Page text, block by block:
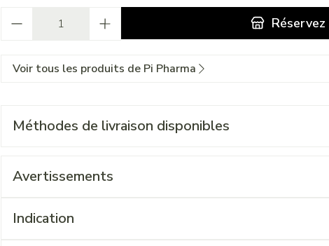
Réservez
Voir tous les produits de Pi Pharma
Méthodes de livraison disponibles
Avertissements
Indication